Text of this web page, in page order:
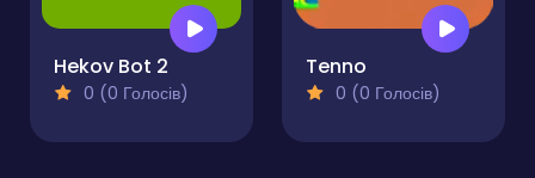
Hekov Bot 2
0 (0 Голосів)
Tenno
0 (0 Голосів)